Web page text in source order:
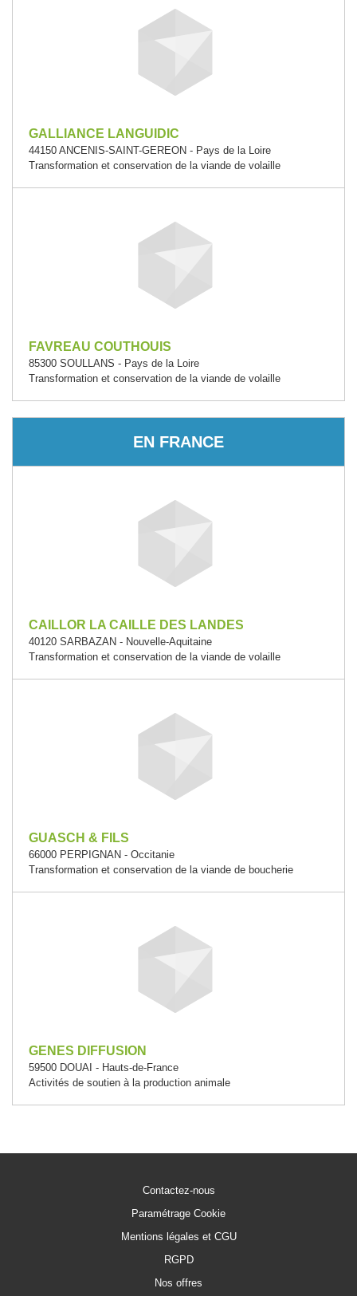
GALLIANCE LANGUIDIC
44150 ANCENIS-SAINT-GEREON - Pays de la Loire
Transformation et conservation de la viande de volaille
FAVREAU COUTHOUIS
85300 SOULLANS - Pays de la Loire
Transformation et conservation de la viande de volaille
EN FRANCE
CAILLOR LA CAILLE DES LANDES
40120 SARBAZAN - Nouvelle-Aquitaine
Transformation et conservation de la viande de volaille
GUASCH & FILS
66000 PERPIGNAN - Occitanie
Transformation et conservation de la viande de boucherie
GENES DIFFUSION
59500 DOUAI - Hauts-de-France
Activités de soutien à la production animale
Contactez-nous
Paramétrage Cookie
Mentions légales et CGU
RGPD
Nos offres